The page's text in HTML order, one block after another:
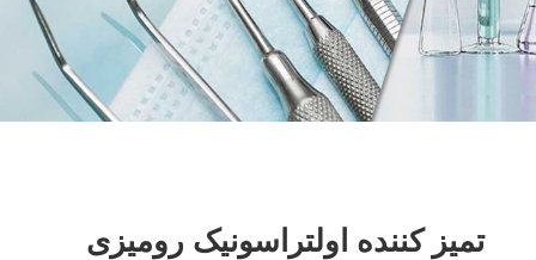
تمیز کننده اولتراسونیک رومیزی